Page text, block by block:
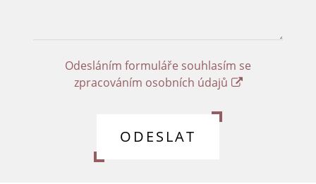
Odesláním formuláře souhlasím se
zpracováním osobních údajů